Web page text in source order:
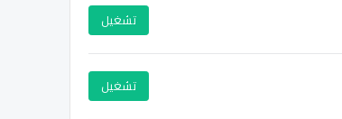
تشغيل
تشغيل